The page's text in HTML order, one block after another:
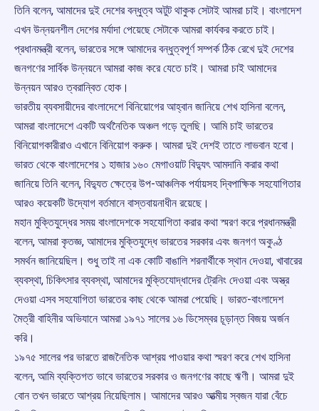
তিনি বলেন, আমাদের দুই দেশের বন্ধুত্ব অটুট থাকুক সেটাই আমরা চাই। বাংলাদেশ
এখন উন্নয়নশীল দেশের মর্যাদা পেয়েছে সেটাকে আমরা কার্যকর করতে চাই।
প্রধানমন্ত্রী বলেন, ভারতের সঙ্গে আমাদের বন্ধুত্বপূর্ণ সম্পর্ক ঠিক রেখে দুই দেশের
জনগণের সার্বিক উন্নয়নে আমরা কাজ করে যেতে চাই। আমরা চাই আমাদের
উন্নয়ন আরও ত্বরান্বিত হোক।
ভারতীয় ব্যবসায়ীদের বাংলাদেশে বিনিয়োগের আহ্বান জানিয়ে শেখ হাসিনা বলেন,
আমরা বাংলাদেশে একটি অর্থনৈতিক অঞ্চল গড়ে তুলছি। আমি চাই ভারতের
বিনিয়োগকারীরাও এখানে বিনিয়োগ করুক। আমরা দুই দেশই তাতে লাভবান হবো।
ভারত থেকে বাংলাদেশের ১ হাজার ১৬০ মেগাওয়াট বিদ্যুৎ আমদানি করার কথা
জানিয়ে তিনি বলেন, বিদ্যুত ক্ষেত্রে উপ-আঞ্চলিক পর্যায়সহ দ্বিপাক্ষিক সহযোগিতার
আরও কয়েকটি উদ্যোগ বর্তমানে বাস্তবায়নাধীন রয়েছে।
মহান মুক্তিযুদ্ধের সময় বাংলাদেশকে সহযোগিতা করার কথা স্মরণ করে প্রধানমন্ত্রী
বলেন, আমরা কৃতজ্ঞ, আমাদের মুক্তিযুদ্ধে ভারতের সরকার এবং জনগণ অকুণ্ঠ
সমর্থন জানিয়েছিল। শুধু তাই না এক কোটি বাঙালি শরনার্থীকে স্থান দেওয়া, খাবারের
ব্যবস্থা, চিকিৎসার ব্যবস্থা, আমাদের মুক্তিযোদ্ধাদের ট্রেনিং দেওয়া এবং অস্ত্র
দেওয়া এসব সহযোগিতা ভারতের কাছ থেকে আমরা পেয়েছি। ভারত-বাংলাদেশ
মৈত্রী বাহিনীর অভিযানে আমরা ১৯৭১ সালের ১৬ ডিসেম্বর চূড়ান্ত বিজয় অর্জন
করি।
১৯৭৫ সালের পর ভারতে রাজনৈতিক আশ্রয় পাওয়ার কথা স্মরণ করে শেখ হাসিনা
বলেন, আমি ব্যক্তিগত ভাবে ভারতের সরকার ও জনগণের কাছে ঋণী। আমরা দুই
বোন তখন ভারতে আশ্রয় নিয়েছিলাম। আমাদের আরও আত্মীয় স্বজন যারা বেঁচে